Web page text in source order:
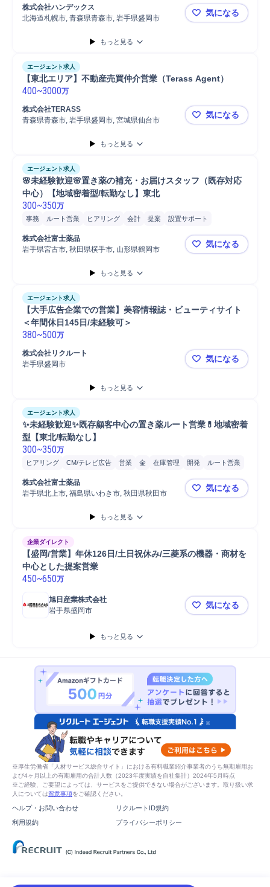
株式会社ハンデックス
北海道札幌市, 青森県青森市, 岩手県盛岡市
【コピー】
気になる
もっと見る
エージェント求人
【東北エリア】不動産売買仲介営業（Terass Agent）
400~3000万
株式会社TERASS
青森県青森市, 岩手県盛岡市, 宮城県仙台市
【東北エリ
気になる
もっと見る
エージェント求人
🌸未経験歓迎🌸置き薬の補充・お届けスタッフ（既存対応
中心）【地域密着型/転勤なし】東北
300~350万
事務 ルート営業 ヒアリング 会計 提案
設置サポート
CM/テレビ広告
株式会社富士薬品
岩手県宮古市, 秋田県横手市, 山形県鶴岡市
🌸未経験歓
気になる
もっと見る
エージェント求人
【大手広告企業での営業】美容情報誌・ビューティサイト
＜年間休日145日/未経験可＞
380~500万
株式会社リクルート
岩手県盛岡市
【大手広告
気になる
もっと見る
エージェント求人
✨未経験歓迎✨既存顧客中心の置き薬ルート営業💊地域密着
型【東北/転勤なし】
300~350万
ヒアリング CM/テレビ広告 営業 金 在庫管理 開発
ルート営業
品質管理
提案
株式会社富士薬品
岩手県北上市, 福島県いわき市, 秋田県秋田市
✨未経験歓
気になる
もっと見る
企業ダイレクト
【盛岡/営業】年休126日/土日祝休み/三菱系の機器・商材を
中心とした提案営業
450~650万
旭日産業株式会社
岩手県盛岡市
【盛岡/営業
気になる
もっと見る
※厚生労働省「人材サービス総合サイト」における有料職業紹介事業者のうち無期雇用お
よび4ヶ月以上の有期雇用の合計人数（2023年度実績を自社集計）2024年5月時点
※ご経験、ご要望によっては、サービスをご提供できない場合がございます。取り扱い求
人については留意事項をご確認ください。
ヘルプ・お問い合わせ
リクルートID規約
利用規約
プライバシーポリシー